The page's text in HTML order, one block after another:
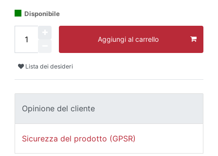
Disponibile
Aggiungi al carrello
Lista dei desideri
Opinione del cliente
Sicurezza del prodotto (GPSR)